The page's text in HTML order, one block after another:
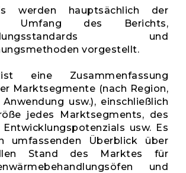
werden hauptsächlich der
Umfang des Berichts,
und
vorgestellt.
ist eine Zusammenfassung
Marktsegmente (nach Region,
usw.), einschließlich
jedes Marktsegments, des
usw. Es
umfassenden Überblick über
Stand des Marktes für
und